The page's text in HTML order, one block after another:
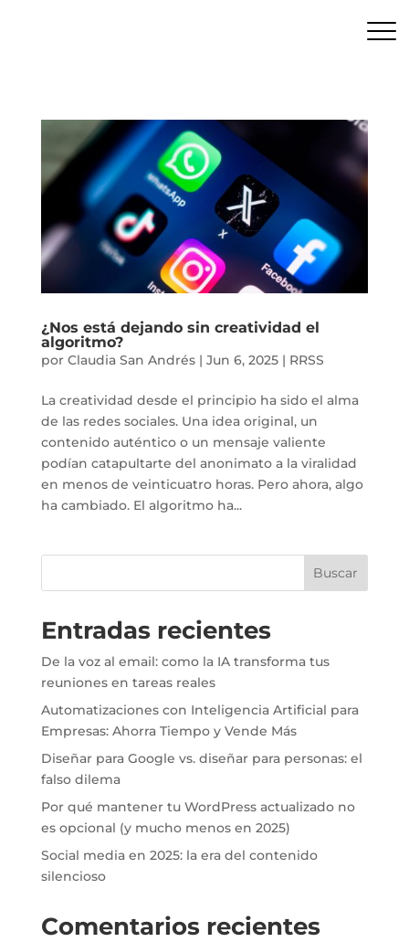
¿Nos está dejando sin creatividad el
algoritmo?
por Claudia San Andrés| Jun 6, 2025| RRSS
La creatividad desde el principio ha sido el alma
de las redes sociales. Una idea original, un
contenido auténtico o un mensaje valiente
podían catapultarte del anonimato a la viralidad
en menos de veinticuatro horas. Pero ahora, algo
ha cambiado. El algoritmo ha...
Buscar
Entradas recientes
De la voz al email: como la IA transforma tus
reuniones en tareas reales
Automatizaciones con Inteligencia Artificial para
Empresas: Ahorra Tiempo y Vende Más
Diseñar para Google vs. diseñar para personas: el
falso dilema
Por qué mantener tu WordPress actualizado no
es opcional (y mucho menos en 2025)
Social media en 2025: la era del contenido
silencioso
Comentarios recientes